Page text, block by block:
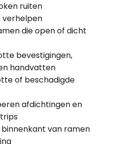
ruiten
verhelpen
die open of dicht
bevestigingen,
handvatten
of beschadigde
afdichtingen en
van ramen